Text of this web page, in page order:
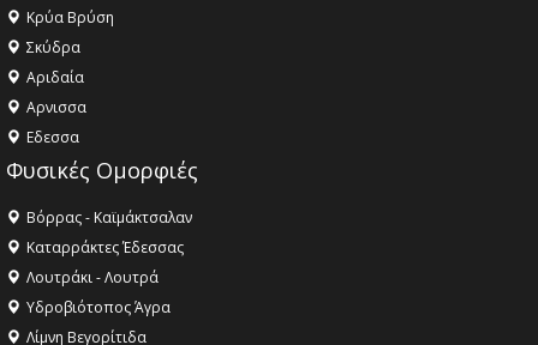
Κρύα Βρύση
Σκύδρα
Αριδαία
Aρνισσα
Eδεσσα
Φυσικές Ομορφιές
Βόρρας - Καϊμάκτσαλαν
Καταρράκτες Έδεσσας
Λουτράκι - Λουτρά
Υδροβιότοπος Άγρα
Λίμνη Βεγορίτιδα